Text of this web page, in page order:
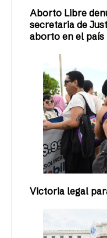
Aborto Libre
secretaria de
aborto en el país
Victoria legal